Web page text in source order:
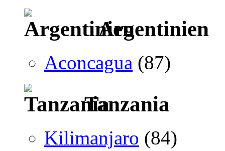
Argentinien
Aconcagua (87)
Tanzania
Kilimanjaro (84)